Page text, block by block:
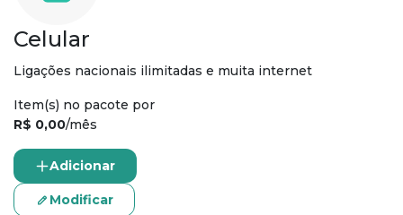
Celular
Ligações nacionais ilimitadas e muita internet
Item(s) no pacote por
R$ 0,00/mês
Adicionar
Modificar